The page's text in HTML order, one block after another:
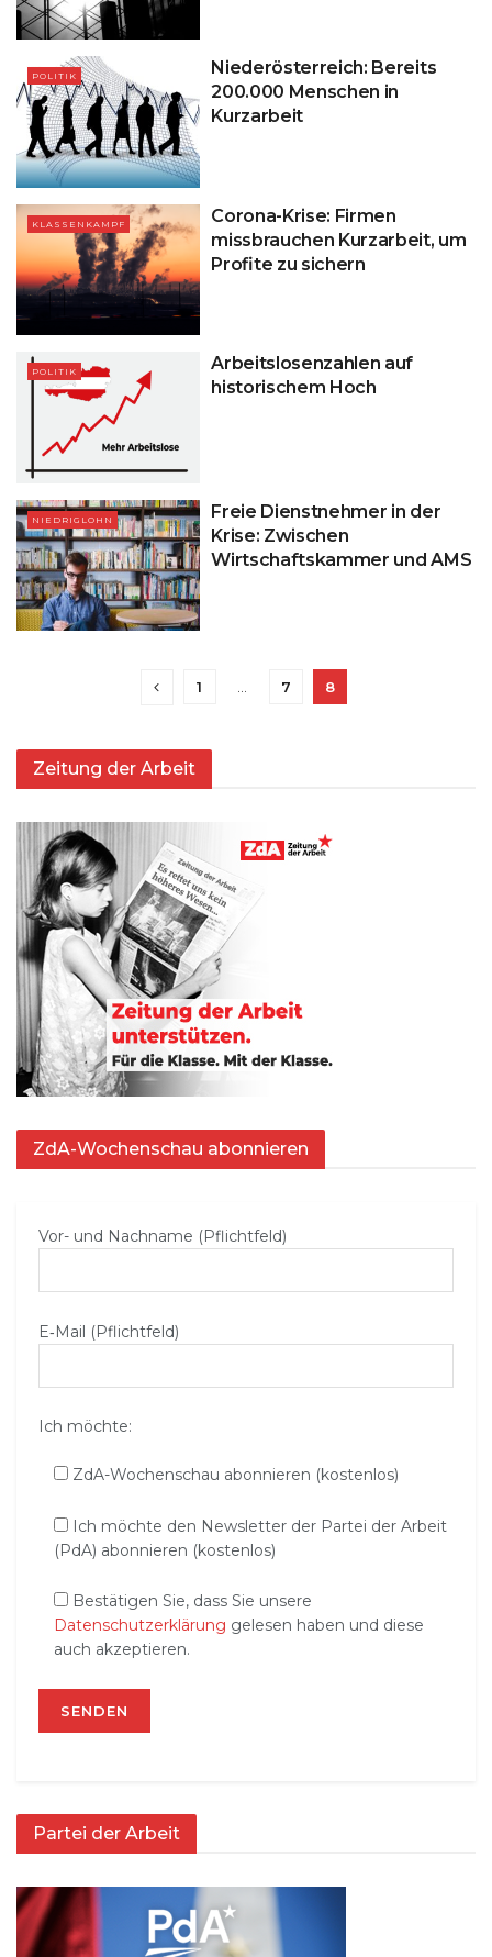
POLITIK
Niederösterreich: Bereits
200.000 Menschen in
Kurzarbeit
KLASSENKAMPF
Corona-Krise: Firmen
missbrauchen Kurzarbeit, um
Profite zu sichern
POLITIK
Arbeitslosenzahlen auf
historischem Hoch
NIEDRIGLOHN
Freie Dienstnehmer in der
Krise: Zwischen
Wirtschaftskammer und AMS
1 … 7 8
Zeitung der Arbeit
ZdA-Wochenschau abonnieren
Vor- und Nachname (Pflichtfeld)
E‑Mail (Pflichtfeld)
Ich möchte:
ZdA-Wochenschau abonnieren (kostenlos)
Ich möchte den Newsletter der Partei der Arbeit
(PdA) abonnieren (kostenlos)
Bestätigen Sie, dass Sie unsere
Datenschutzerklärung gelesen haben und diese
auch akzeptieren.
Partei der Arbeit